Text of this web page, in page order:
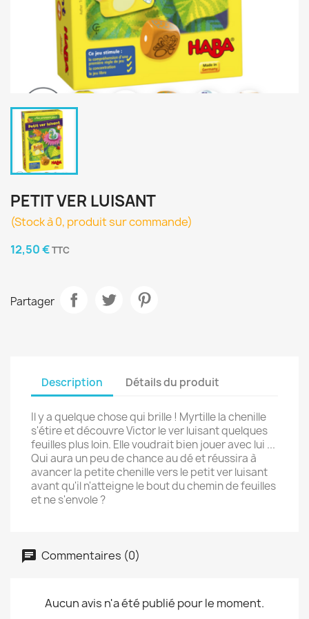
PETIT VER LUISANT
(Stock à 0, produit sur commande)
12,50 €TTC
Partager
Description Détails du produit
Il y a quelque chose qui brille ! Myrtille la chenille
s'étire et découvre Victor le ver luisant quelques
feuilles plus loin. Elle voudrait bien jouer avec lui ...
Qui aura un peu de chance au dé et réussira à
avancer la petite chenille vers le petit ver luisant
avant qu'il n'atteigne le bout du chemin de feuilles
et ne s'envole ?
Commentaires (0)
Aucun avis n'a été publié pour le moment.